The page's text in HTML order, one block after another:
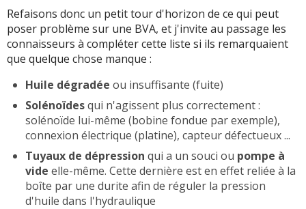
Refaisons donc un petit tour d'horizon de ce qui peut
poser problème sur une BVA, et j'invite au passage les
connaisseurs à compléter cette liste si ils remarquaient
que quelque chose manque :
Huile dégradée ou insuffisante (fuite)
Solénoïdesqui n'agissent plus correctement :
solénoïde lui-même (bobine fondue par exemple),
connexion électrique (platine), capteur défectueux ...
Tuyaux de dépression qui a un souci ou pompe à
vide elle-même. Cette dernière est en effet reliée à la
boîte par une durite afin de réguler la pression
d'huile dans l'hydraulique